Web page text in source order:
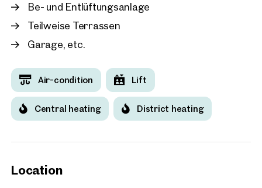
Be- und Entlüftungsanlage
Teilweise Terrassen
Garage, etc.
Air-condition Lift
Central heating District heating
Location